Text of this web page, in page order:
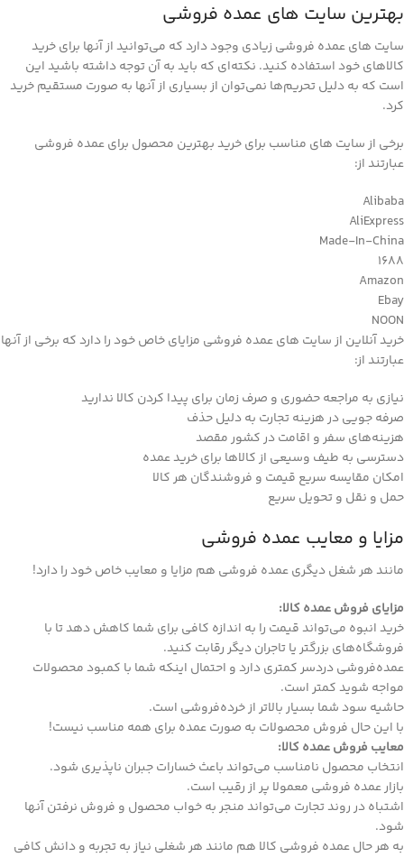
بهترین سایت های عمده فروشی
سایت های عمده فروشی زیادی وجود دارد که می‌توانید از آنها برای خرید
کالاهای خود استفاده کنید. نکته‌ای که باید به آن توجه داشته باشید این
است که به دلیل تحریم‌ها نمی‌توان از بسیاری از آنها به صورت مستقیم خرید
کرد.
برخی از سایت های مناسب برای خرید بهترین محصول برای عمده فروشی
عبارتند از:
Alibaba
AliExpress
Made-In-China
1688
Amazon
Ebay
NOON
خرید آنلاین از سایت های عمده فروشی مزایای خاص خود را دارد که برخی از آنها
عبارتند از:
نیازی به مراجعه حضوری و صرف زمان برای پیدا کردن کالا ندارید
صرفه جویی در هزینه تجارت به دلیل حذف
هزینه‌های سفر و اقامت در کشور مقصد
دسترسی به طیف وسیعی از کالاها برای خرید عمده
امکان مقایسه سریع قیمت و فروشندگان هر کالا
حمل و نقل و تحویل سریع
مزایا و معایب عمده فروشی
مانند هر شغل دیگری عمده فروشی هم مزایا و معایب خاص خود را دارد!
مزایای فروش عمده کالا:
خرید انبوه می‌تواند قیمت را به اندازه کافی برای شما کاهش دهد تا با
فروشگاه‌های بزرگتر یا تاجران دیگر رقابت کنید.
عمده‌فروشی دردسر کمتری دارد و احتمال اینکه شما با کمبود محصولات
مواجه شوید کمتر است.
حاشیه سود شما بسیار بالاتر از خرده‌فروشی است.
با این حال فروش محصولات به صورت عمده برای همه مناسب نیست!
معایب فروش عمده کالا:
انتخاب محصول نامناسب می‌تواند باعث خسارات جبران ناپذیری شود.
بازار عمده فروشی معمولا پر از رقیب است.
اشتباه در روند تجارت می‌تواند منجر به خواب محصول و فروش نرفتن آنها
شود.
به هر حال عمده فروشی کالا هم مانند هر شغلی نیاز به تجربه و دانش کافی